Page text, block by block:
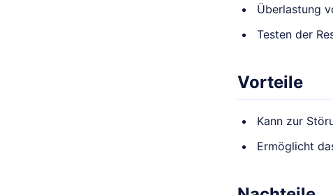
Überlastung
Testen der
Vorteile
Kann zur
Ermöglicht